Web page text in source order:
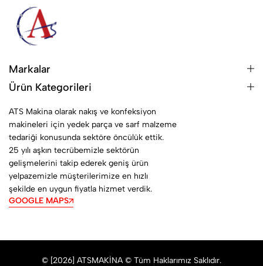
Markalar
Ürün Kategorileri
ATS Makina olarak nakış ve konfeksiyon
makineleri için yedek parça ve sarf malzeme
tedariği konusunda sektöre öncülük ettik.
25 yılı aşkın tecrübemizle sektörün
gelişmelerini takip ederek geniş ürün
yelpazemizle müşterilerimize en hızlı
şekilde en uygun fiyatla hizmet verdik.
GOOGLE MAPS
© [2026] ATSMAKİNA © Tüm Haklarımız Saklıdır.